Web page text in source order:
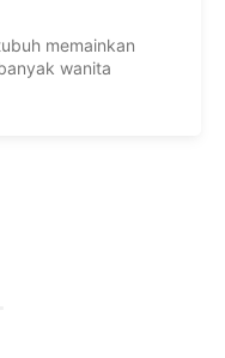
memainkan
wanita